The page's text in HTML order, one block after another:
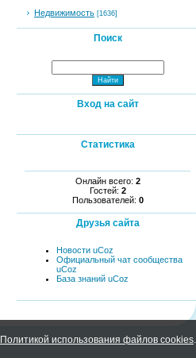
Недвижимость [1636]
Поиск
Вход на сайт
Статистика
Онлайн всего: 2
Гостей: 2
Пользователей: 0
Друзья сайта
Новости uCoz
Официальный чат сообщества
uCoz
База знаний uCoz
Политикой использования файлов cookies